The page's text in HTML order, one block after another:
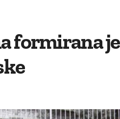
formirana